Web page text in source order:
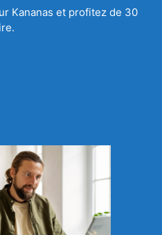
Kananas et profitez de 30